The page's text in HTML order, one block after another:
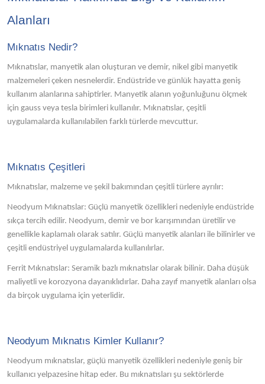
Alanları
Mıknatıs Nedir?
Mıknatıslar, manyetik alan oluşturan ve demir, nikel gibi manyetik
malzemeleri çeken nesnelerdir. Endüstride ve günlük hayatta geniş
kullanım alanlarına sahiptirler. Manyetik alanın yoğunluğunu ölçmek
için gauss veya tesla birimleri kullanılır. Mıknatıslar, çeşitli
uygulamalarda kullanılabilen farklı türlerde mevcuttur.
Mıknatıs Çeşitleri
Mıknatıslar, malzeme ve şekil bakımından çeşitli türlere ayrılır:
Neodyum Mıknatıslar: Güçlü manyetik özellikleri nedeniyle endüstride
sıkça tercih edilir. Neodyum, demir ve bor karışımından üretilir ve
genellikle kaplamalı olarak satılır. Güçlü manyetik alanları ile bilinirler ve
çeşitli endüstriyel uygulamalarda kullanılırlar.
Ferrit Mıknatıslar: Seramik bazlı mıknatıslar olarak bilinir. Daha düşük
maliyetli ve korozyona dayanıklıdırlar. Daha zayıf manyetik alanları olsa
da birçok uygulama için yeterlidir.
Neodyum Mıknatıs Kimler Kullanır?
Neodyum mıknatıslar, güçlü manyetik özellikleri nedeniyle geniş bir
kullanıcı yelpazesine hitap eder. Bu mıknatısları şu sektörlerde